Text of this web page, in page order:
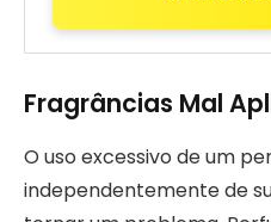
Fragrâncias Mal
O uso excessivo de um
independentemente de